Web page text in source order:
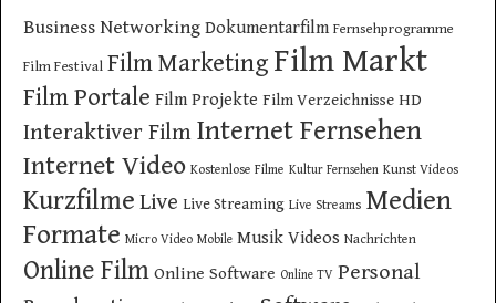
Business Networking Dokumentarfilm Fernsehprogramme
Film Festival Film Marketing Film Markt
Film Portale Film Projekte Film Verzeichnisse HD
Interaktiver Film Internet Fernsehen
Internet Video Kostenlose Filme Kultur Fernsehen Kunst Videos
Kurzfilme Live Live Streaming Live Streams Medien
Formate Micro Video Mobile Musik Videos Nachrichten
Online Film Online Software Online TV Personal